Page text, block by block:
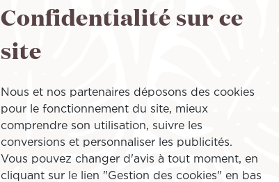
Confidentialité sur ce
site
Nous et nos partenaires déposons des cookies
pour le fonctionnement du site, mieux
comprendre son utilisation, suivre les
conversions et personnaliser les publicités.
Vous pouvez changer d'avis à tout moment, en
cliquant sur le lien "Gestion des cookies" en bas